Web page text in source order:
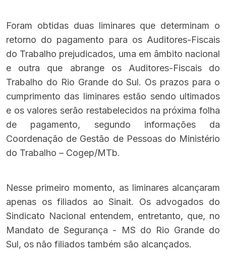
Foram obtidas duas liminares que determinam o
retorno do pagamento para os Auditores-Fiscais
do Trabalho prejudicados, uma em âmbito nacional
e outra que abrange os Auditores-Fiscais do
Trabalho do Rio Grande do Sul. Os prazos para o
cumprimento das liminares estão sendo ultimados
e os valores serão restabelecidos na próxima folha
de pagamento, segundo informações da
Coordenação de Gestão de Pessoas do Ministério
do Trabalho – Cogep/MTb.
Nesse primeiro momento, as liminares alcançaram
apenas os filiados ao Sinait. Os advogados do
Sindicato Nacional entendem, entretanto, que, no
Mandato de Segurança - MS do Rio Grande do
Sul, os não filiados também são alcançados.